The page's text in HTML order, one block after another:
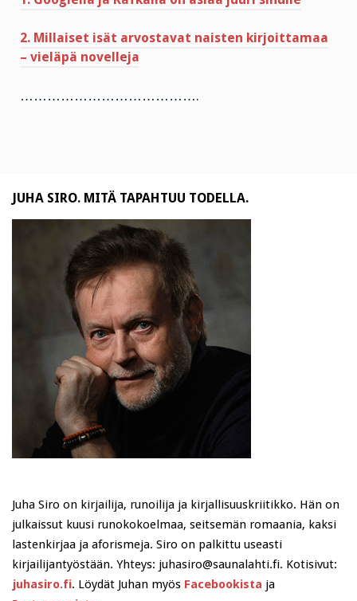
2. Millaiset isät arvostavat naisten kirjoittamaa
– vieläpä novelleja
………………………………….
JUHA SIRO. MITÄ TAPAHTUU TODELLA.
Juha Siro on kirjailija, runoilija ja kirjallisuuskriitikko. Hän on
julkaissut kuusi runokokoelmaa, seitsemän romaania, kaksi
lastenkirjaa ja aforismeja. Siro on palkittu useasti
kirjailijantyöstään. Yhteys: juhasiro@saunalahti.fi. Kotisivut:
juhasiro.fi. Löydät Juhan myös Facebookista ja